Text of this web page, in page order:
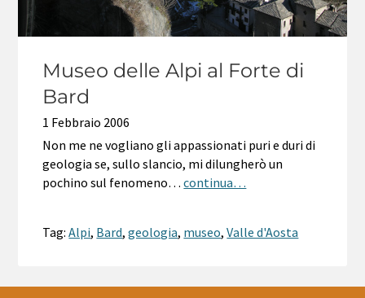
Museo delle Alpi al Forte di
Bard
1 Febbraio 2006
Non me ne vogliano gli appassionati puri e duri di
geologia se, sullo slancio, mi dilungherò un
pochino sul fenomeno…continua…
Tag:Alpi, Bard,geologia, museo,Valle d'Aosta